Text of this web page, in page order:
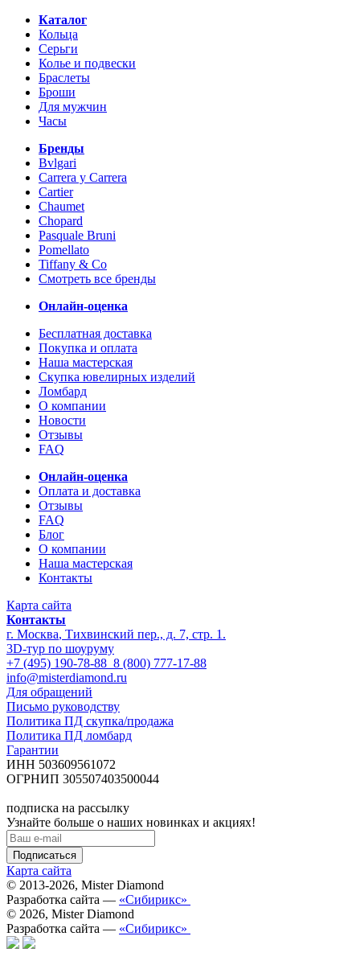
Каталог
Кольца
Серьги
Колье и подвески
Браслеты
Броши
Для мужчин
Часы
Бренды
Bvlgari
Carrera y Carrera
Cartier
Chaumet
Chopard
Pasquale Bruni
Pomellato
Tiffany & Co
Смотреть все бренды
Онлайн-оценка
Бесплатная доставка
Покупка и оплата
Наша мастерская
Скупка ювелирных изделий
Ломбард
О компании
Новости
Отзывы
FAQ
Онлайн-оценка
Оплата и доставка
Отзывы
FAQ
Блог
О компании
Наша мастерская
Контакты
Карта сайта
Контакты
г. Москва, Тихвинский пер., д. 7, стр. 1.
3D-тур по шоуруму
+7 (495) 190-78-88 8 (800) 777-17-88
info@misterdiamond.ru
Для обращений
Письмо руководству
Политика ПД скупка/продажа
Политика ПД ломбард
Гарантии
ИНН 503609561072
ОГРНИП 305507403500044
подписка на рассылку
Узнайте больше о наших новинках и акциях!
Карта сайта
© 2013-2026, Mister Diamond
Разработка сайта — «Сибирикс»
© 2026, Mister Diamond
Разработка сайта — «Сибирикс»